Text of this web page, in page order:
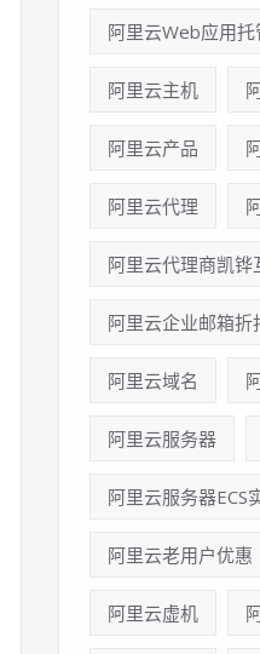
阿里云Web应用托
阿里云主机
阿里云产品
阿里云代理
阿里云代理商凯铧
阿里云企业邮箱折
阿里云域名
阿里云服务器
阿里云服务器ECS
阿里云老用户优惠
阿里云虚机